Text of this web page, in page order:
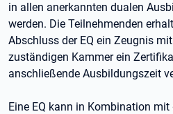
in allen anerkannten dualen
werden. Die Teilnehmenden
Abschluss der EQ ein Zeugnis
zuständigen Kammer ein
anschließende Ausbildungszeit
Eine EQ kann in Kombination